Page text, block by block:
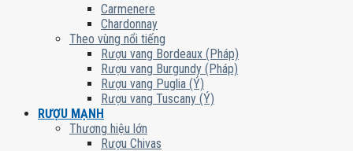
Carmenere
Chardonnay
Theo vùng nổi tiếng
Rượu vang Bordeaux (Pháp)
Rượu vang Burgundy (Pháp)
Rượu vang Puglia (Ý)
Rượu vang Tuscany (Ý)
RƯỢU MẠNH
Thương hiệu lớn
Rượu Chivas